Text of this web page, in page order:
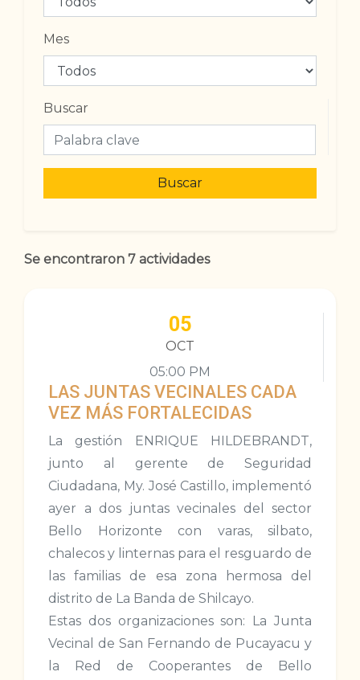
Mes
Buscar
Buscar
Se encontraron 7 actividades
05
OCT
05:00 PM
LAS JUNTAS VECINALES CADA
VEZ MÁS FORTALECIDAS
La gestión ENRIQUE HILDEBRANDT,
junto al gerente de Seguridad
Ciudadana, My. José Castillo, implementó
ayer a dos juntas vecinales del sector
Bello Horizonte con varas, silbato,
chalecos y linternas para el resguardo de
las familias de esa zona hermosa del
distrito de La Banda de Shilcayo.
Estas dos organizaciones son: La Junta
Vecinal de San Fernando de Pucayacu y
la Red de Cooperantes de Bello